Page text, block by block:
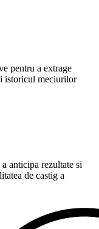
pentru a extrage
istoricul meciurilor
anticipa rezultate si
de castig a